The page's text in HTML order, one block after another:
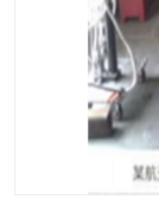
高端红外加热
高温涂料
红外辐射表